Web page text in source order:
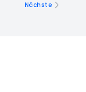
Nächste